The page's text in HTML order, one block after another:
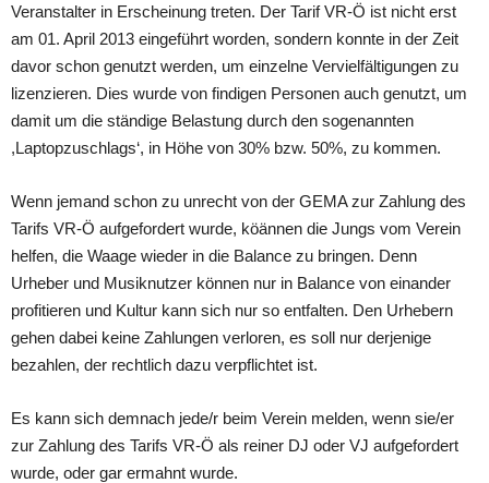
Veranstalter in Erscheinung treten. Der Tarif VR-Ö ist nicht erst
am 01. April 2013 eingeführt worden, sondern konnte in der Zeit
davor schon genutzt werden, um einzelne Vervielfältigungen zu
lizenzieren. Dies wurde von findigen Personen auch genutzt, um
damit um die ständige Belastung durch den sogenannten
,Laptopzuschlags‘, in Höhe von 30% bzw. 50%, zu kommen.
Wenn jemand schon zu unrecht von der GEMA zur Zahlung des
Tarifs VR-Ö aufgefordert wurde, köännen die Jungs vom Verein
helfen, die Waage wieder in die Balance zu bringen. Denn
Urheber und Musiknutzer können nur in Balance von einander
profitieren und Kultur kann sich nur so entfalten. Den Urhebern
gehen dabei keine Zahlungen verloren, es soll nur derjenige
bezahlen, der rechtlich dazu verpflichtet ist.
Es kann sich demnach jede/r beim Verein melden, wenn sie/er
zur Zahlung des Tarifs VR-Ö als reiner DJ oder VJ aufgefordert
wurde, oder gar ermahnt wurde.